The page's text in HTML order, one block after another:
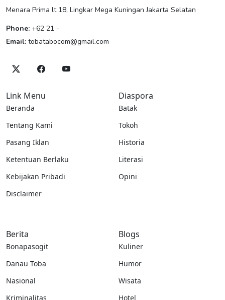
Menara Prima lt 18, Lingkar Mega Kuningan Jakarta Selatan
Phone: +62 21 -
Email: tobatabocom@gmail.com
Link Menu
Beranda
Tentang Kami
Pasang Iklan
Ketentuan Berlaku
Kebijakan Pribadi
Disclaimer
Diaspora
Batak
Tokoh
Historia
Literasi
Opini
Berita
Bonapasogit
Danau Toba
Nasional
Kriminalitas
Blogs
Kuliner
Humor
Wisata
Hotel